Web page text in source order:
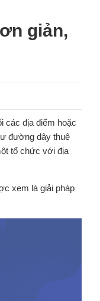
giản,
các địa điểm hoặc
đường dây thuê
tổ chức với địa
xem là giải pháp